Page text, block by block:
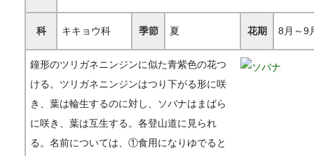
科 キキョウ科 季節 夏 花期 8月～9
鐘形のツリガネニンジンに似た青紫色の花つ
ける。ツリガネニンジンはつり下がる形に咲
き、葉は輪生するのに対し、ソバナはまばら
に咲き、葉は互生する。各登山道に見られ
る。名前については、①食用になりゆでると